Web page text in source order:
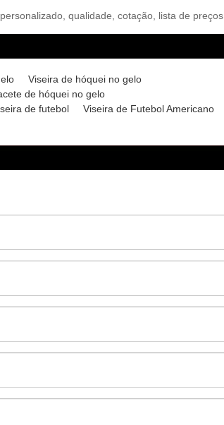
qualidade, cotação, lista de preços
Viseira de hóquei no gelo
de hóquei no gelo
de futebol
Viseira de Futebol Americano